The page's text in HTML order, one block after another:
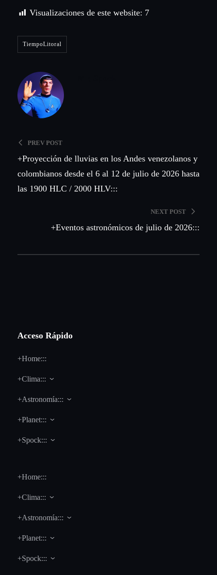
Visualizaciones de este website: 7
TiempoLitoral
PREV POST
+Proyección de lluvias en los Andes venezolanos y
colombianos desde el 6 al 12 de julio de 2026 hasta
las 1900 HLC / 2000 HLV:::
NEXT POST
+Eventos astronómicos de julio de 2026:::
Acceso Rápido
+Home:::
+Clima:::
+Astronomía:::
+Planet:::
+Spock:::
+Home:::
+Clima:::
+Astronomía:::
+Planet:::
+Spock:::